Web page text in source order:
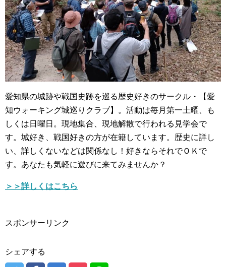
愛知県の城跡や戦国史跡を巡る歴史好きのサークル・【愛
知ウォーキング城巡りクラブ】。活動は毎月第一土曜、も
しくは日曜日。現地集合、現地解散で行われる見学会で
す。城好き、戦国好きの方が在籍しています。歴史に詳し
い、詳しくないなどは関係なし！好きならそれでＯＫで
す。あなたも気軽に遊びに来てみませんか？
＞＞詳しくはこちら
スポンサーリンク
シェアする